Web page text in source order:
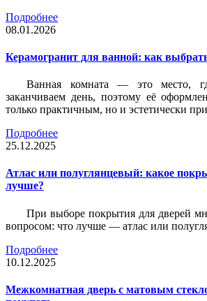
Подробнее
08.01.2026
Керамогранит для ванной: как
Ванная комната — это место,
заканчиваем день, поэтому её
только практичным, но и эстетически
Подробнее
25.12.2025
Атлас или полуглянцевый: какое
лучше?
При выборе покрытия для дверей
вопросом: что лучше — атлас или
Подробнее
10.12.2025
Межкомнатная дверь с матовым